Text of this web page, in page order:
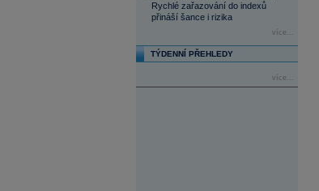
Rychlé zařazování do indexů
přináší šance i rizika
více...
TÝDENNÍ PŘEHLEDY
více...